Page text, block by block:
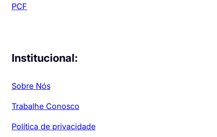
PCF
Institucional:
Sobre Nós
Trabalhe Conosco
Política de privacidade